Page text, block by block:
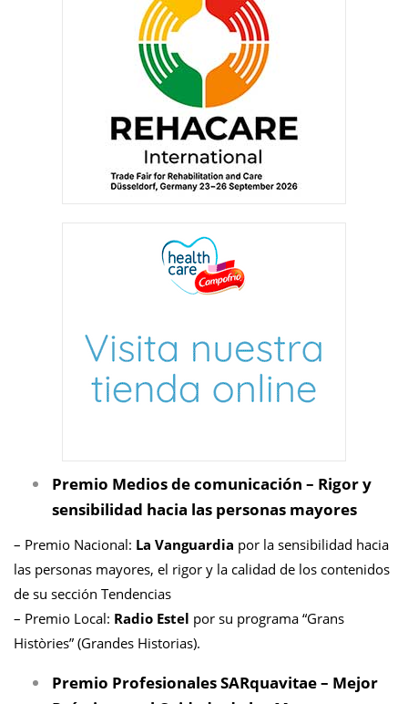
Premio Medios de comunicación – Rigor y
sensibilidad hacia las personas mayores
– Premio Nacional: La Vanguardia por la sensibilidad hacia
las personas mayores, el rigor y la calidad de los contenidos
de su sección Tendencias
– Premio Local: Radio Estel por su programa “Grans
Històries” (Grandes Historias).
Premio Profesionales SARquavitae – Mejor